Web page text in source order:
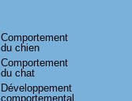
Comportement
du chien
Comportement
du chat
Développement
comportemental